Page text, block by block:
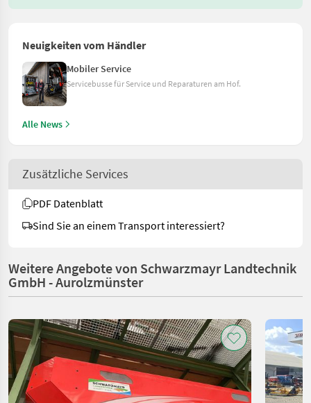
Neuigkeiten vom Händler
Mobiler Service
Servicebusse für Service und Reparaturen am Hof.
Alle News
Zusätzliche Services
PDF Datenblatt
Sind Sie an einem Transport interessiert?
Weitere Angebote von Schwarzmayr Landtechnik
GmbH - Aurolzmünster